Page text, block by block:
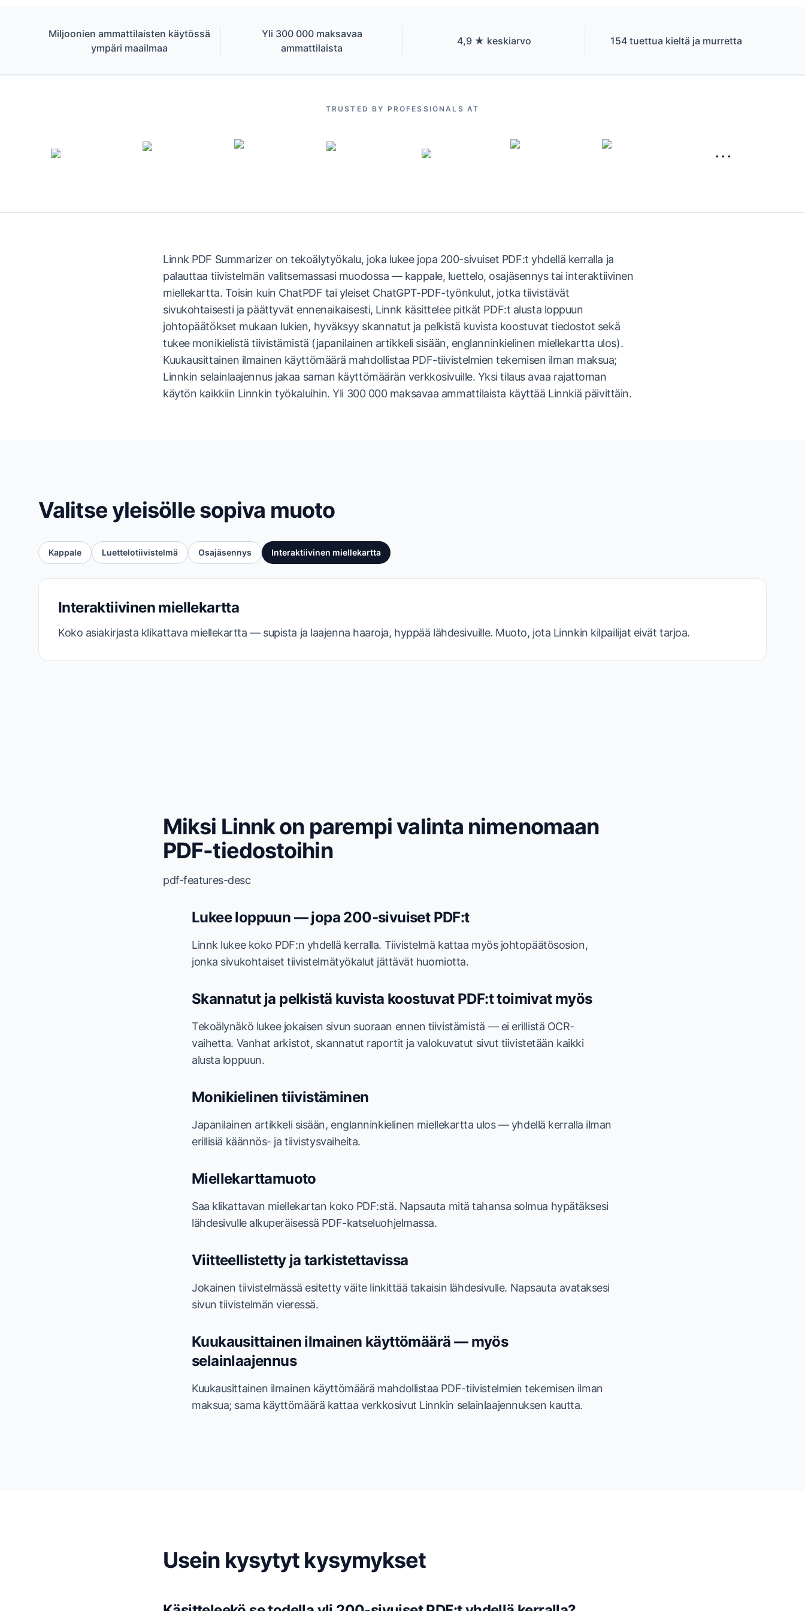
Miljoonien ammattilaisten käytössä
ympäri maailmaa
Yli 300 000 maksavaa
ammattilaista
4,9 ★ keskiarvo 154 tuettua kieltä ja murretta
TRUSTED BY PROFESSIONALS AT
···
Linnk PDF Summarizer on tekoälytyökalu, joka lukee jopa 200-sivuiset PDF:t yhdellä kerralla ja
palauttaa tiivistelmän valitsemassasi muodossa — kappale, luettelo, osajäsennys tai interaktiivinen
miellekartta. Toisin kuin ChatPDF tai yleiset ChatGPT-PDF-työnkulut, jotka tiivistävät
sivukohtaisesti ja päättyvät ennenaikaisesti, Linnk käsittelee pitkät PDF:t alusta loppuun
johtopäätökset mukaan lukien, hyväksyy skannatut ja pelkistä kuvista koostuvat tiedostot sekä
tukee monikielistä tiivistämistä (japanilainen artikkeli sisään, englanninkielinen miellekartta ulos).
Kuukausittainen ilmainen käyttömäärä mahdollistaa PDF-tiivistelmien tekemisen ilman maksua;
Linnkin selainlaajennus jakaa saman käyttömäärän verkkosivuille. Yksi tilaus avaa rajattoman
käytön kaikkiin Linnkin työkaluihin. Yli 300 000 maksavaa ammattilaista käyttää Linnkiä päivittäin.
Valitse yleisölle sopiva muoto
Kappale Luettelotiivistelmä Osajäsennys Interaktiivinen miellekartta
Interaktiivinen miellekartta
Koko asiakirjasta klikattava miellekartta — supista ja laajenna haaroja, hyppää lähdesivuille. Muoto, jota Linnkin kilpailijat eivät tarjoa.
Miksi Linnk on parempi valinta nimenomaan
PDF-tiedostoihin
pdf-features-desc
Lukee loppuun — jopa 200-sivuiset PDF:t
Linnk lukee koko PDF:n yhdellä kerralla. Tiivistelmä kattaa myös johtopäätösosion,
jonka sivukohtaiset tiivistelmätyökalut jättävät huomiotta.
Skannatut ja pelkistä kuvista koostuvat PDF:t toimivat myös
Tekoälynäkö lukee jokaisen sivun suoraan ennen tiivistämistä — ei erillistä OCR-
vaihetta. Vanhat arkistot, skannatut raportit ja valokuvatut sivut tiivistetään kaikki
alusta loppuun.
Monikielinen tiivistäminen
Japanilainen artikkeli sisään, englanninkielinen miellekartta ulos — yhdellä kerralla ilman
erillisiä käännös- ja tiivistysvaiheita.
Miellekarttamuoto
Saa klikattavan miellekartan koko PDF:stä. Napsauta mitä tahansa solmua hypätäksesi
lähdesivulle alkuperäisessä PDF-katseluohjelmassa.
Viitteellistetty ja tarkistettavissa
Jokainen tiivistelmässä esitetty väite linkittää takaisin lähdesivulle. Napsauta avataksesi
sivun tiivistelmän vieressä.
Kuukausittainen ilmainen käyttömäärä — myös
selainlaajennus
Kuukausittainen ilmainen käyttömäärä mahdollistaa PDF-tiivistelmien tekemisen ilman
maksua; sama käyttömäärä kattaa verkkosivut Linnkin selainlaajennuksen kautta.
Usein kysytyt kysymykset